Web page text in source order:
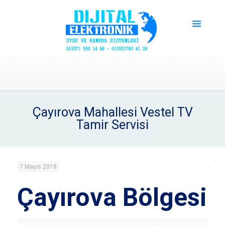
Çayırova Mahallesi Vestel TV
Tamir Servisi
7 Mayıs 2018
Çayırova Bölgesi